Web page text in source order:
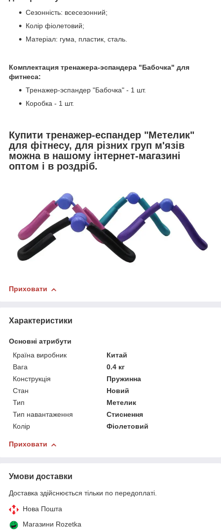
Сезонність: всесезонний;
Колір фіолетовий;
Матеріал: гума, пластик, сталь.
Комплектация тренажера-эспандера "Бабочка" для
фитнеса:
Тренажер-эспандер "Бабочка" - 1 шт.
Коробка - 1 шт.
Купити тренажер-еспандер "Метелик"
для фітнесу, для різних груп м'язів
можна в нашому інтернет-магазині
оптом і в роздріб.
Приховати
Характеристики
Основні атрибути
Країна виробник
Китай
Вага
0.4 кг
Конструкція
Пружинна
Стан
Новий
Тип
Метелик
Тип навантаження
Стиснення
Колір
Фіолетовий
Приховати
Умови доставки
Доставка здійснюється тільки по передоплаті.
Нова Пошта
Магазини Rozetka